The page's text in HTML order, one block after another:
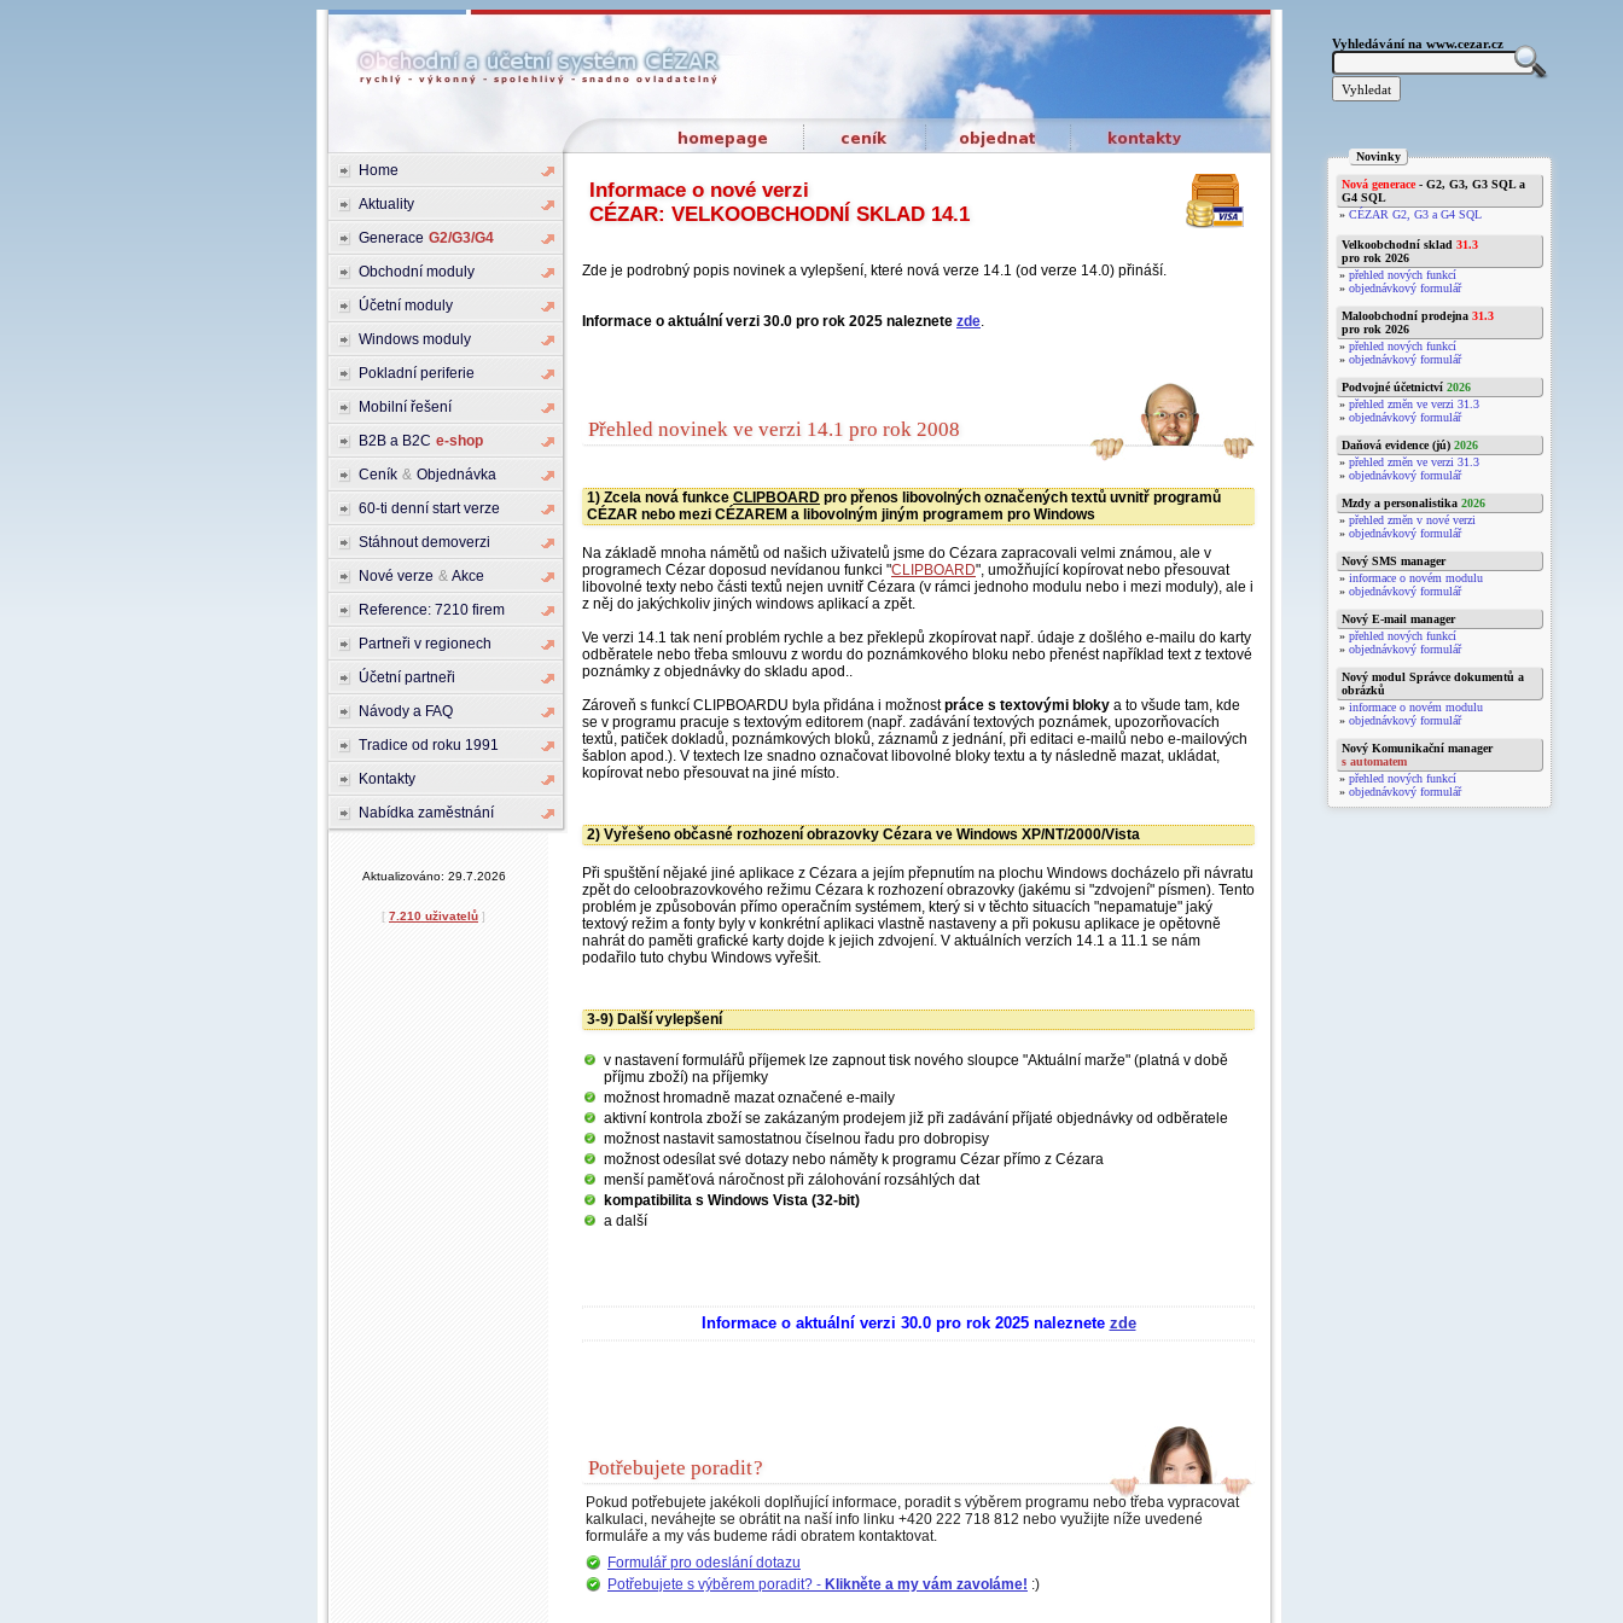
Vyhledávání na www.cezar.cz
Novinky
Nová generace- G2, G3, G3 SQL a
G4 SQL
» CÉZAR G2, G3 a G4 SQL
Velkoobchodní sklad 31.3
pro rok 2026
» přehled nových funkcí
» objednávkový formulář
Maloobchodní prodejna 31.3
pro rok 2026
» přehled nových funkcí
» objednávkový formulář
Podvojné účetnictví 2026
» přehled změn ve verzi 31.3
» objednávkový formulář
Daňová evidence (jú) 2026
» přehled změn ve verzi 31.3
» objednávkový formulář
Mzdy a personalistika 2026
» přehled změn v nové verzi
» objednávkový formulář
Nový SMS manager
» informace o novém modulu
» objednávkový formulář
Nový E-mail manager
» přehled nových funkcí
» objednávkový formulář
Nový modul Správce dokumentů a
obrázků
» informace o novém modulu
» objednávkový formulář
Nový Komunikační manager
s automatem
» přehled nových funkcí
» objednávkový formulář
Home
Aktuality
Generace G2/G3/G4
Obchodní moduly
Účetní moduly
Windows moduly
Pokladní periferie
Mobilní řešení
B2B a B2C e-shop
Ceník & Objednávka
60-ti denní start verze
Stáhnout demoverzi
Nové verze & Akce
Reference: 7210 firem
Partneři v regionech
Účetní partneři
Návody a FAQ
Tradice od roku 1991
Kontakty
Nabídka zaměstnání
Aktualizováno: 29.7.2026
[ 7.210 uživatelů ]
Informace o nové verzi
CÉZAR: VELKOOBCHODNÍ SKLAD 14.1
Zde je podrobný popis novinek a vylepšení, které nová verze 14.1 (od verze 14.0) přináší.
Informace o aktuální verzi 30.0 pro rok 2025 naleznete zde.
Přehled novinek ve verzi 14.1 pro rok 2008
1) Zcela nová funkce CLIPBOARD pro přenos libovolných označených textů uvnitř programů
CÉZAR nebo mezi CÉZAREM a libovolným jiným programem pro Windows
Na základě mnoha námětů od našich uživatelů jsme do Cézara zapracovali velmi známou, ale v
programech Cézar doposud nevídanou funkci "CLIPBOARD", umožňující kopírovat nebo přesouvat
libovolné texty nebo části textů nejen uvnitř Cézara (v rámci jednoho modulu nebo i mezi moduly), ale i
z něj do jakýchkoliv jiných windows aplikací a zpět.
Ve verzi 14.1 tak není problém rychle a bez překlepů zkopírovat např. údaje z došlého e-mailu do karty
odběratele nebo třeba smlouvu z wordu do poznámkového bloku nebo přenést například text z textové
poznámky z objednávky do skladu apod..
Zároveň s funkcí CLIPBOARDU byla přidána i možnostpráce s textovými bloky a to všude tam, kde
se v programu pracuje s textovým editorem (např. zadávání textových poznámek, upozorňovacích
textů, patiček dokladů, poznámkových bloků, záznamů z jednání, při editaci e-mailů nebo e-mailových
šablon apod.). V textech lze snadno označovat libovolné bloky textu a ty následně mazat, ukládat,
kopírovat nebo přesouvat na jiné místo.
2) Vyřešeno občasné rozhození obrazovky Cézara ve Windows XP/NT/2000/Vista
Při spuštění nějaké jiné aplikace z Cézara a jejím přepnutím na plochu Windows docházelo při návratu
zpět do celoobrazovkového režimu Cézara k rozhození obrazovky (jakému si "zdvojení" písmen). Tento
problém je způsobován přímo operačním systémem, který si v těchto situacích "nepamatuje" jaký
textový režim a fonty byly v konkrétní aplikaci vlastně nastaveny a při pokusu aplikace je opětovně
nahrát do paměti grafické karty dojde k jejich zdvojení. V aktuálních verzích 14.1 a 11.1 se nám
podařilo tuto chybu Windows vyřešit.
3-9) Další vylepšení
v nastavení formulářů příjemek lze zapnout tisk nového sloupce "Aktuální marže" (platná v době
příjmu zboží) na příjemky
možnost hromadně mazat označené e-maily
aktivní kontrola zboží se zakázaným prodejem již při zadávání příjaté objednávky od odběratele
možnost nastavit samostatnou číselnou řadu pro dobropisy
možnost odesílat své dotazy nebo náměty k programu Cézar přímo z Cézara
menší paměťová náročnost při zálohování rozsáhlých dat
kompatibilita s Windows Vista (32-bit)
a další
Informace o aktuální verzi 30.0 pro rok 2025 naleznete zde
Potřebujete poradit?
Pokud potřebujete jakékoli doplňující informace, poradit s výběrem programu nebo třeba vypracovat
kalkulaci, neváhejte se obrátit na naší info linku +420 222 718 812 nebo využijte níže uvedené
formuláře a my vás budeme rádi obratem kontaktovat.
Formulář pro odeslání dotazu
Potřebujete s výběrem poradit? - Klikněte a my vám zavoláme! :)